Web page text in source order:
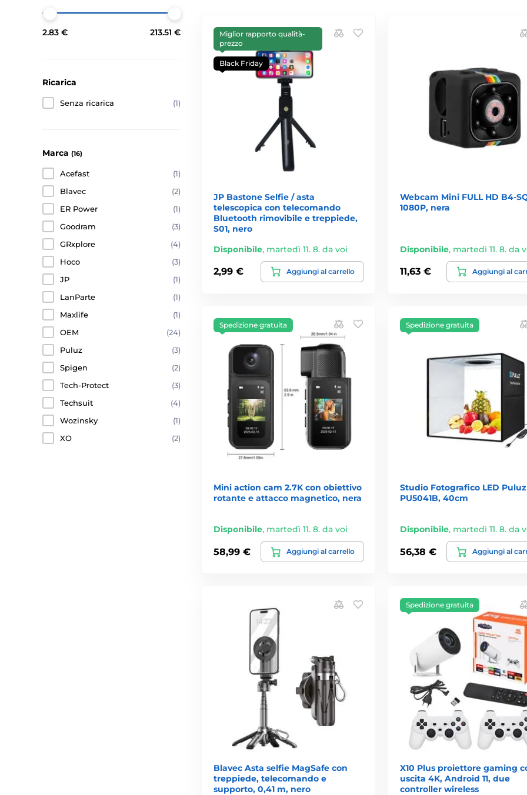
2.83 € 213.51 €
Ricarica
Senza ricarica (1)
Marca (16)
Acefast
(1)
Blavec
(2)
ER Power
(1)
Goodram
(3)
GRxplore
(4)
Hoco
(3)
JP
(1)
LanParte
(1)
Maxlife
(1)
OEM
(24)
Puluz
(3)
Spigen
(2)
Tech-Protect
(3)
Techsuit
(4)
Wozinsky
(1)
XO
(2)
Miglior rapporto qualità-
prezzo
Black Friday
JP Bastone Selfie / asta
telescopica con telecomando
Bluetooth rimovibile e treppiede,
S01, nero
Disponibile, martedì 11. 8. da voi
2,99 € Aggiungi al carrello
Webcam Mini FULL HD B4-
1080P, nera
Disponibile, martedì 11. 8. da
11,63 € Aggiungi al
Spedizione gratuita
Mini action cam 2.7K con obiettivo
rotante e attacco magnetico, nera
Disponibile, martedì 11. 8. da voi
58,99 € Aggiungi al carrello
Spedizione gratuita
Studio Fotografico LED Puluz
PU5041B, 40cm
Disponibile, martedì 11. 8. da
56,38 € Aggiungi al
Blavec Asta selfie MagSafe con
treppiede, telecomando e
supporto, 0,41 m, nero
Spedizione gratuita
X10 Plus proiettore gaming
uscita 4K, Android 11, due
controller wireless